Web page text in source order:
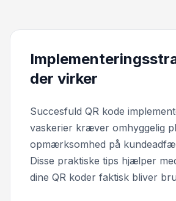
der virker
Succesfuld QR kode
vaskerier kræver omhyggelig
opmærksomhed på
Disse praktiske tips hjælper
dine QR koder faktisk bliver